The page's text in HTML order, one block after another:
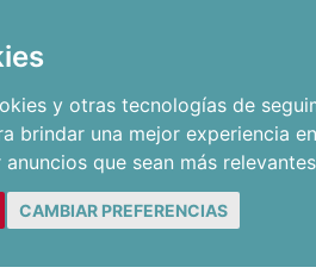
y otras tecnologías de
brindar una mejor experiencia
que sean más
CAMBIAR PREFERENCIAS